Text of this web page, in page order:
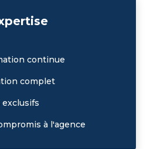
vie locative de votre bien.
nous sommes à
aider à trouver la
votre projet.
pouvez nous appeler ou
ci-dessous, nous ferons de
continue
complet
exclusifs
à l'agence